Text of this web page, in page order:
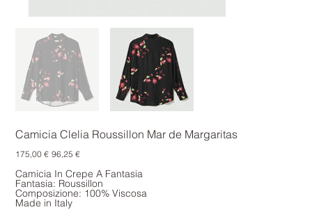
Camicia Clelia Roussillon Mar de Margaritas
Prezzo
originale
175,00 € Prezzo
scontato
96,25 €
Camicia In Crepe A Fantasia
Fantasia: Roussillon
Composizione: 100% Viscosa
Made in Italy